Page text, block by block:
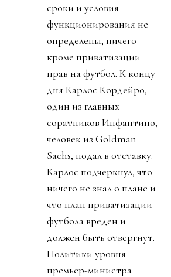
сроки и условия
функционирования не
определены, ничего
кроме приватизации
прав на футбол. К концу
дня Карлос Кордейро,
один из главных
соратников Инфантино,
человек из Goldman
Sachs, подал в отставку.
Карлос подчеркнул, что
ничего не знал о плане и
что план приватизации
футбола вреден и
должен быть отвергнут.
Политики уровня
премьер-министра